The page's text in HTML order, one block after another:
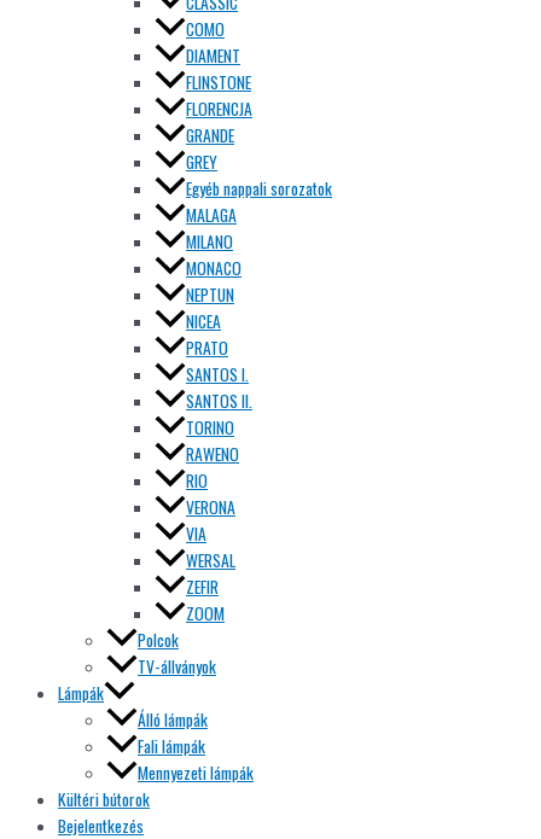
COMO
DIAMENT
FLINSTONE
FLORENCJA
GRANDE
GREY
Egyéb nappali sorozatok
MALAGA
MILANO
MONACO
NEPTUN
NICEA
PRATO
SANTOS I.
SANTOS II.
TORINO
RAWENO
RIO
VERONA
VIA
WERSAL
ZEFIR
ZOOM
Polcok
TV-állványok
Lámpák
Álló lámpák
Fali lámpák
Mennyezeti lámpák
Kültéri bútorok
Bejelentkezés